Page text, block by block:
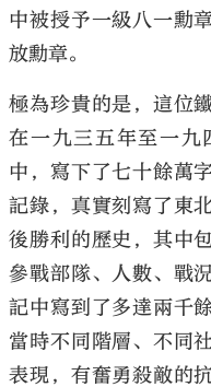
中被授予一級八一勳
放勳章。
極為珍貴的是，這位
在一九三五年至一九
中，寫下了七十餘萬
記錄，真實刻寫了東
後勝利的歷史，其中
參戰部隊、人數、戰
記中寫到了多達兩千
當時不同階層、不同
表現，有奮勇殺敵的